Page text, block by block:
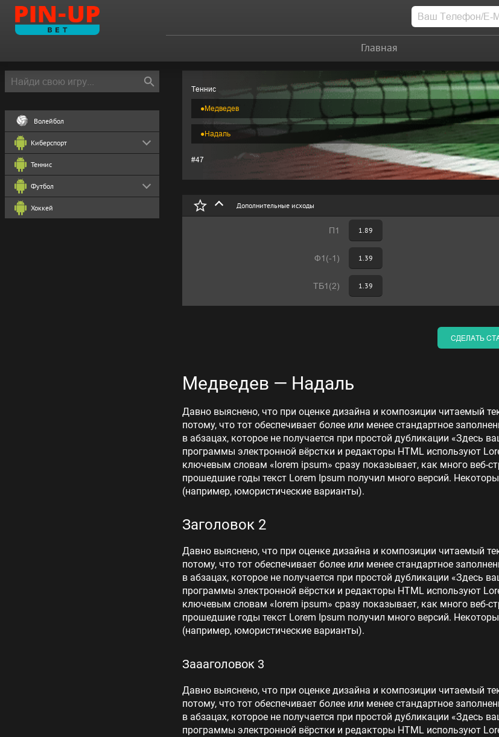
Главная
Волейбол
Киберспорт
Теннис
Футбол
Хоккей
Теннис
●Медведев
●Надаль
#47
Дополнительные исходы
П1 1.89
Ф1(-1) 1.39
ТБ1(2) 1.39
СДЕЛАТЬ
Медведев — Надаль
Давно выяснено, что при оценке дизайна и композиции читаемый
потому, что тот обеспечивает более или менее стандартное
в абзацах, которое не получается при простой дубликации «Здесь
программы электронной вёрстки и редакторы HTML используют
ключевым словам «lorem ipsum» сразу показывает, как много веб-
прошедшие годы текст Lorem Ipsum получил много версий.
(например, юмористические варианты).
Заголовок 2
Давно выяснено, что при оценке дизайна и композиции читаемый
потому, что тот обеспечивает более или менее стандартное
в абзацах, которое не получается при простой дубликации «Здесь
программы электронной вёрстки и редакторы HTML используют
ключевым словам «lorem ipsum» сразу показывает, как много веб-
прошедшие годы текст Lorem Ipsum получил много версий.
(например, юмористические варианты).
Заааголовок 3
Давно выяснено, что при оценке дизайна и композиции читаемый
потому, что тот обеспечивает более или менее стандартное
в абзацах, которое не получается при простой дубликации «Здесь
программы электронной вёрстки и редакторы HTML используют